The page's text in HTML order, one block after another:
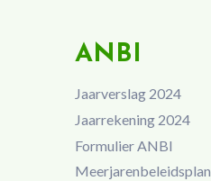
ANBI
Jaarverslag 2024
Jaarrekening 2024
Formulier ANBI
Meerjarenbeleidsplan